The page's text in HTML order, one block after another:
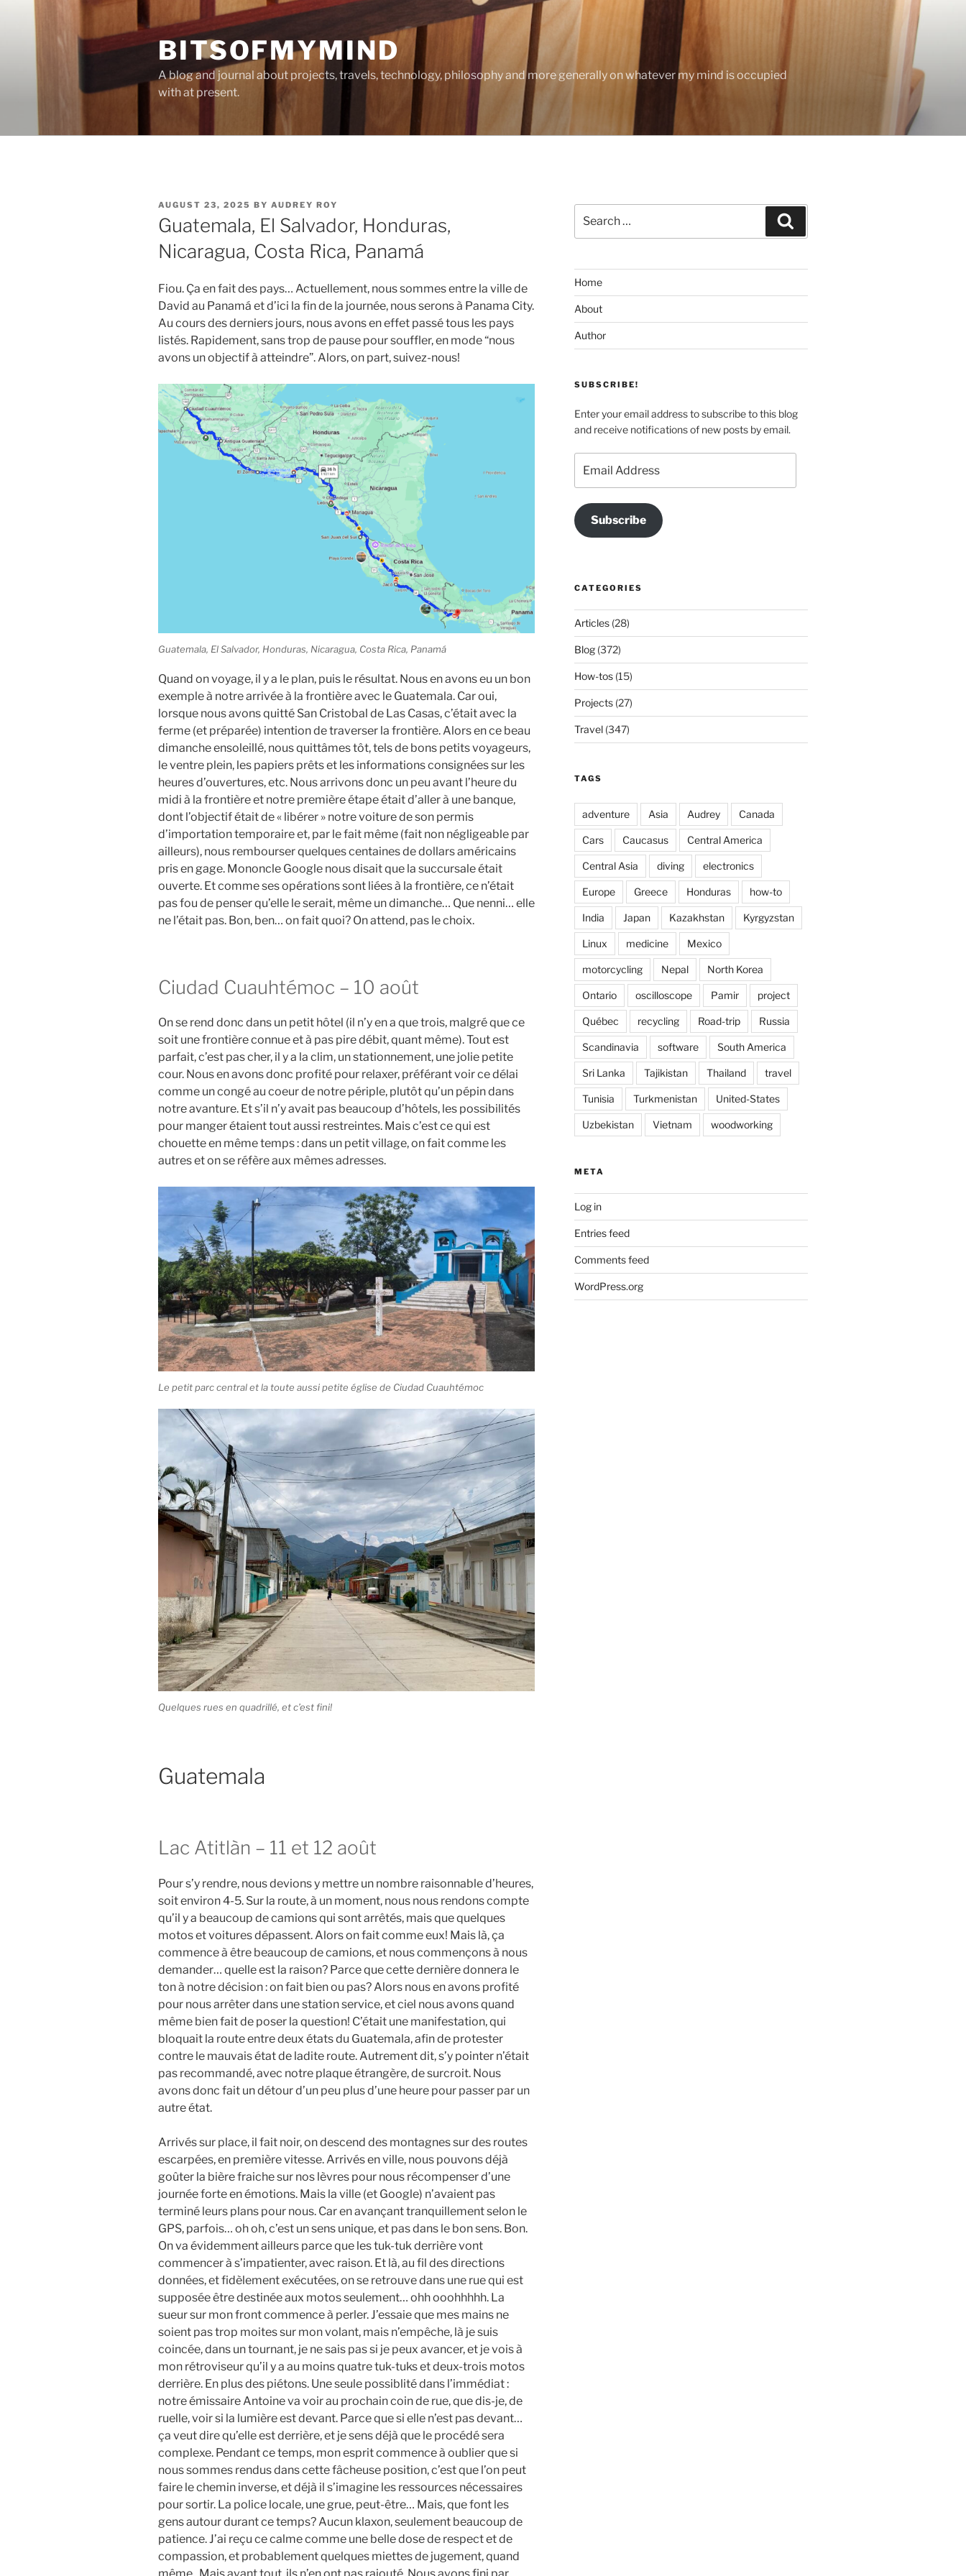
BITSOFMYMIND
A blog and journal about projects, travels, technology, philosophy and more generally on whatever my mind is occupied
with at present.
POSTED
ON
AUGUST 23, 2025 BY AUDREY ROY
Guatemala, El Salvador, Honduras,
Nicaragua, Costa Rica, Panamá
Fiou. Ça en fait des pays… Actuellement, nous sommes entre la ville de
David au Panamá et d’ici la fin de la journée, nous serons à Panama City.
Au cours des derniers jours, nous avons en effet passé tous les pays
listés. Rapidement, sans trop de pause pour souffler, en mode “nous
avons un objectif à atteindre”. Alors, on part, suivez-nous!
Guatemala, El Salvador, Honduras, Nicaragua, Costa Rica, Panamá
Quand on voyage, il y a le plan, puis le résultat. Nous en avons eu un bon
exemple à notre arrivée à la frontière avec le Guatemala. Car oui,
lorsque nous avons quitté San Cristobal de Las Casas, c’était avec la
ferme (et préparée) intention de traverser la frontière. Alors en ce beau
dimanche ensoleillé, nous quittâmes tôt, tels de bons petits voyageurs,
le ventre plein, les papiers prêts et les informations consignées sur les
heures d’ouvertures, etc. Nous arrivons donc un peu avant l’heure du
midi à la frontière et notre première étape était d’aller à une banque,
dont l’objectif était de « libérer » notre voiture de son permis
d’importation temporaire et, par le fait même (fait non négligeable par
ailleurs), nous rembourser quelques centaines de dollars américains
pris en gage. Mononcle Google nous disait que la succursale était
ouverte. Et comme ses opérations sont liées à la frontière, ce n’était
pas fou de penser qu’elle le serait, même un dimanche… Que nenni… elle
ne l’était pas. Bon, ben… on fait quoi? On attend, pas le choix.
Ciudad Cuauhtémoc – 10 août
On se rend donc dans un petit hôtel (il n’y en a que trois, malgré que ce
soit une frontière connue et à pas pire débit, quant même). Tout est
parfait, c’est pas cher, il y a la clim, un stationnement, une jolie petite
cour. Nous en avons donc profité pour relaxer, préférant voir ce délai
comme un congé au coeur de notre périple, plutôt qu’un pépin dans
notre avanture. Et s’il n’y avait pas beaucoup d’hôtels, les possibilités
pour manger étaient tout aussi restreintes. Mais c’est ce qui est
chouette en même temps : dans un petit village, on fait comme les
autres et on se réfère aux mêmes adresses.
Le petit parc central et la toute aussi petite église de Ciudad Cuauhtémoc
Quelques rues en quadrillé, et c’est fini!
Guatemala
Lac Atitlàn – 11 et 12 août
Pour s’y rendre, nous devions y mettre un nombre raisonnable d’heures,
soit environ 4-5. Sur la route, à un moment, nous nous rendons compte
qu’il y a beaucoup de camions qui sont arrêtés, mais que quelques
motos et voitures dépassent. Alors on fait comme eux! Mais là, ça
commence à être beaucoup de camions, et nous commençons à nous
demander… quelle est la raison? Parce que cette dernière donnera le
ton à notre décision : on fait bien ou pas? Alors nous en avons profité
pour nous arrêter dans une station service, et ciel nous avons quand
même bien fait de poser la question! C’était une manifestation, qui
bloquait la route entre deux états du Guatemala, afin de protester
contre le mauvais état de ladite route. Autrement dit, s’y pointer n’était
pas recommandé, avec notre plaque étrangère, de surcroit. Nous
avons donc fait un détour d’un peu plus d’une heure pour passer par un
autre état.
Arrivés sur place, il fait noir, on descend des montagnes sur des routes
escarpées, en première vitesse. Arrivés en ville, nous pouvons déjà
goûter la bière fraiche sur nos lèvres pour nous récompenser d’une
journée forte en émotions. Mais la ville (et Google) n’avaient pas
terminé leurs plans pour nous. Car en avançant tranquillement selon le
GPS, parfois… oh oh, c’est un sens unique, et pas dans le bon sens. Bon.
On va évidemment ailleurs parce que les tuk-tuk derrière vont
commencer à s’impatienter, avec raison. Et là, au fil des directions
données, et fidèlement exécutées, on se retrouve dans une rue qui est
supposée être destinée aux motos seulement… ohh ooohhhhh. La
sueur sur mon front commence à perler. J’essaie que mes mains ne
soient pas trop moites sur mon volant, mais n’empêche, là je suis
coincée, dans un tournant, je ne sais pas si je peux avancer, et je vois à
mon rétroviseur qu’il y a au moins quatre tuk-tuks et deux-trois motos
derrière. En plus des piétons. Une seule possiblité dans l’immédiat :
notre émissaire Antoine va voir au prochain coin de rue, que dis-je, de
ruelle, voir si la lumière est devant. Parce que si elle n’est pas devant…
ça veut dire qu’elle est derrière, et je sens déjà que le procédé sera
complexe. Pendant ce temps, mon esprit commence à oublier que si
nous sommes rendus dans cette fâcheuse position, c’est que l’on peut
faire le chemin inverse, et déjà il s’imagine les ressources nécessaires
pour sortir. La police locale, une grue, peut-être… Mais, que font les
gens autour durant ce temps? Aucun klaxon, seulement beaucoup de
patience. J’ai reçu ce calme comme une belle dose de respect et de
compassion, et probablement quelques miettes de jugement, quand
même. Mais avant tout, ils n’en ont pas rajouté. Nous avons fini par
for:
Home
About
Author
SUBSCRIBE!
Enter your email address to subscribe to this blog
and receive notifications of new posts by email.
Address
Subscribe
CATEGORIES
Articles(28)
Blog(372)
How-tos(15)
Projects(27)
Travel(347)
TAGS
adventure Asia Audrey Canada
Cars Caucasus Central America
Central Asia diving electronics
Europe Greece Honduras how-to
India Japan Kazakhstan Kyrgyzstan
Linux medicine Mexico
motorcycling Nepal North Korea
Ontario oscilloscope Pamir project
Québec recycling Road-trip Russia
Scandinavia software South America
Sri Lanka Tajikistan Thailand travel
Tunisia Turkmenistan United-States
Uzbekistan Vietnam woodworking
META
Log in
Entries feed
Comments feed
WordPress.org